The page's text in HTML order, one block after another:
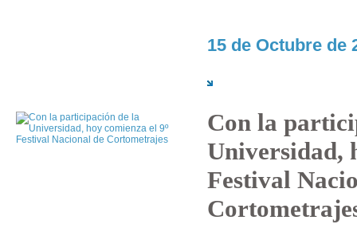
15 de Octubre de
Con la
Universidad,
Festival